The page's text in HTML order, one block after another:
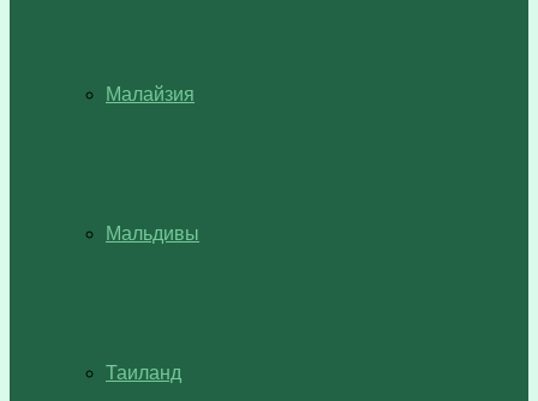
Малайзия
Мальдивы
Таиланд